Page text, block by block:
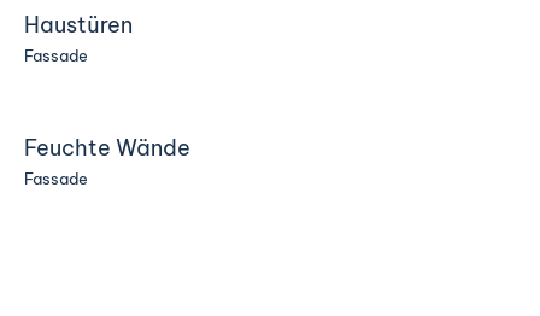
Haustüren
Fassade
Feuchte Wände
Fassade